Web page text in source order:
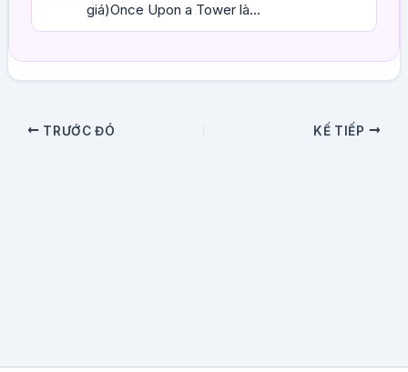
giá)Once Upon a Tower là...
TRƯỚC ĐÓ KẾ TIẾP